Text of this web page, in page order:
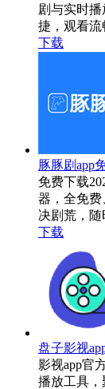
剧与实时
捷，观看流
下载
豚豚剧app
免费下载
器，全免
决剧荒，随
下载
盘子影视
影视app官
播放工具